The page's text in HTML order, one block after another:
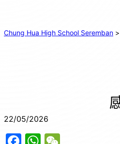
Chung Hua High School Seremban >
22/05/2026